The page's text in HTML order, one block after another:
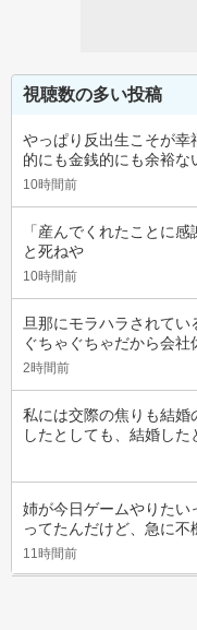
視聴数の多い投稿
やっぱり反出生こそが幸
的にも金銭的にも余裕な
10時間前
「産んでくれたことに
と死ねや
10時間前
旦那にモラハラされて
ぐちゃぐちゃだから会社
2時間前
私には交際の焦りも結婚
したとしても、結婚した
姉が今日ゲームやりた
ってたんだけど、急に不
11時間前